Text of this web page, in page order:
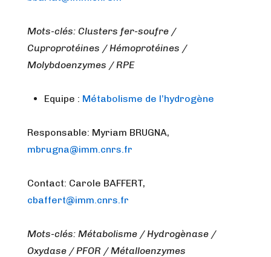
Mots-clés: Clusters fer-soufre /
Cuproprotéines / Hémoprotéines /
Molybdoenzymes / RPE
Equipe : Métabolisme de l’hydrogène
Responsable: Myriam BRUGNA,
mbrugna@imm.cnrs.fr
Contact: Carole BAFFERT,
cbaffert@imm.cnrs.fr
Mots-clés: Métabolisme / Hydrogènase /
Oxydase / PFOR / Métalloenzymes